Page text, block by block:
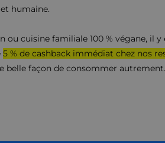
humaine.
cuisine familiale 100 % végane, il
5 % de cashback immédiat chez nos
belle façon de consommer autrement.